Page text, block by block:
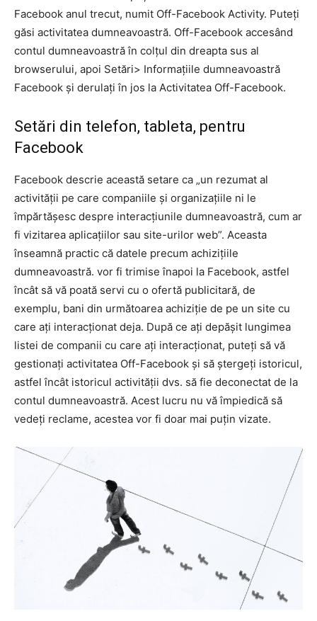
Facebook anul trecut, numit Off-Facebook Activity. Puteți
găsi activitatea dumneavoastră. Off-Facebook accesând
contul dumneavoastră în colțul din dreapta sus al
browserului, apoi Setări> Informațiile dumneavoastră
Facebook și derulați în jos la Activitatea Off-Facebook.
Setări din telefon, tableta, pentru
Facebook
Facebook descrie această setare ca „un rezumat al
activității pe care companiile și organizațiile ni le
împărtășesc despre interacțiunile dumneavoastră, cum ar
fi vizitarea aplicațiilor sau site-urilor web”. Aceasta
înseamnă practic că datele precum achizițiile
dumneavoastră. vor fi trimise înapoi la Facebook, astfel
încât să vă poată servi cu o ofertă publicitară, de
exemplu, bani din următoarea achiziție de pe un site cu
care ați interacționat deja. După ce ați depășit lungimea
listei de companii cu care ați interacționat, puteți să vă
gestionați activitatea Off-Facebook și să ștergeți istoricul,
astfel încât istoricul activității dvs. să fie deconectat de la
contul dumneavoastră. Acest lucru nu vă împiedică să
vedeți reclame, acestea vor fi doar mai puțin vizate.